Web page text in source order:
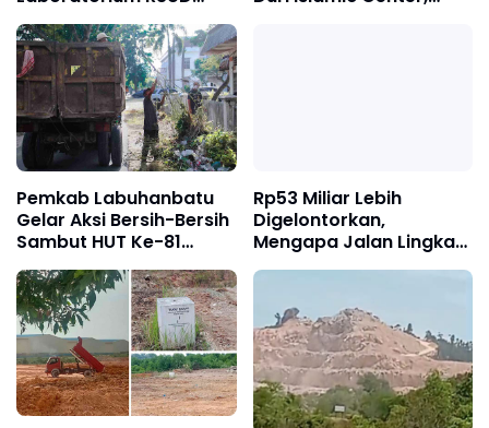
Mandau, Keluarga
Pasien Terpaksa Bawa
Pulang Anak Usai
Operasi di RS Thursina,
Meski Membutuhkan
Transfusi Darah
Pemkab Labuhanbatu
Gelar Aksi Bersih-Bersih
Sambut HUT Ke-81
Kemerdekaan RI
Rp53 Miliar Lebih
Digelontorkan,
Mengapa Jalan Lingkar
Barat Duri Masih
Tanya?